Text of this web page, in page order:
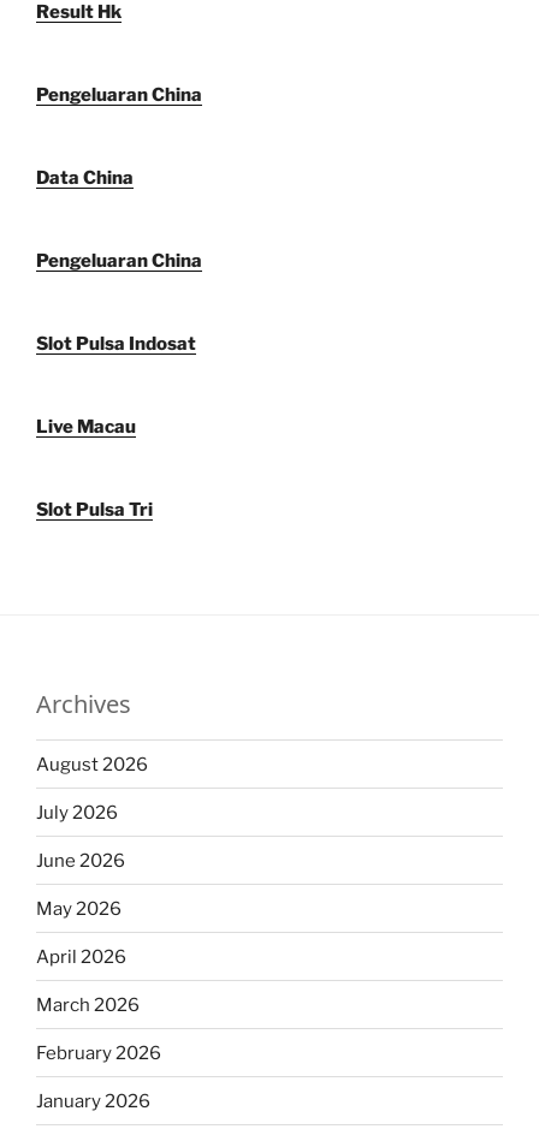
Result Hk
Pengeluaran China
Data China
Pengeluaran China
Slot Pulsa Indosat
Live Macau
Slot Pulsa Tri
Archives
August 2026
July 2026
June 2026
May 2026
April 2026
March 2026
February 2026
January 2026